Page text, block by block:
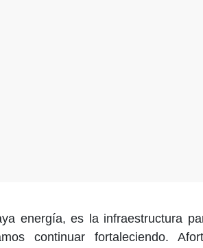
energía, es la infraestructura
continuar fortaleciendo.